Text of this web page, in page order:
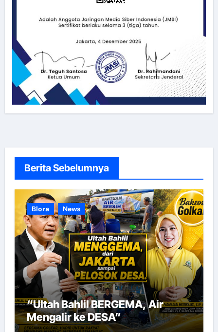
Berita Sebelumnya
Blora News
“Ultah Bahlil BERGEMA, Air
Mengalir ke DESA”